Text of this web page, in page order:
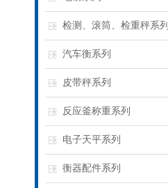
检测、滚筒、检重秤系列
汽车衡系列
皮带秤系列
反应釜称重系列
电子天平系列
衡器配件系列